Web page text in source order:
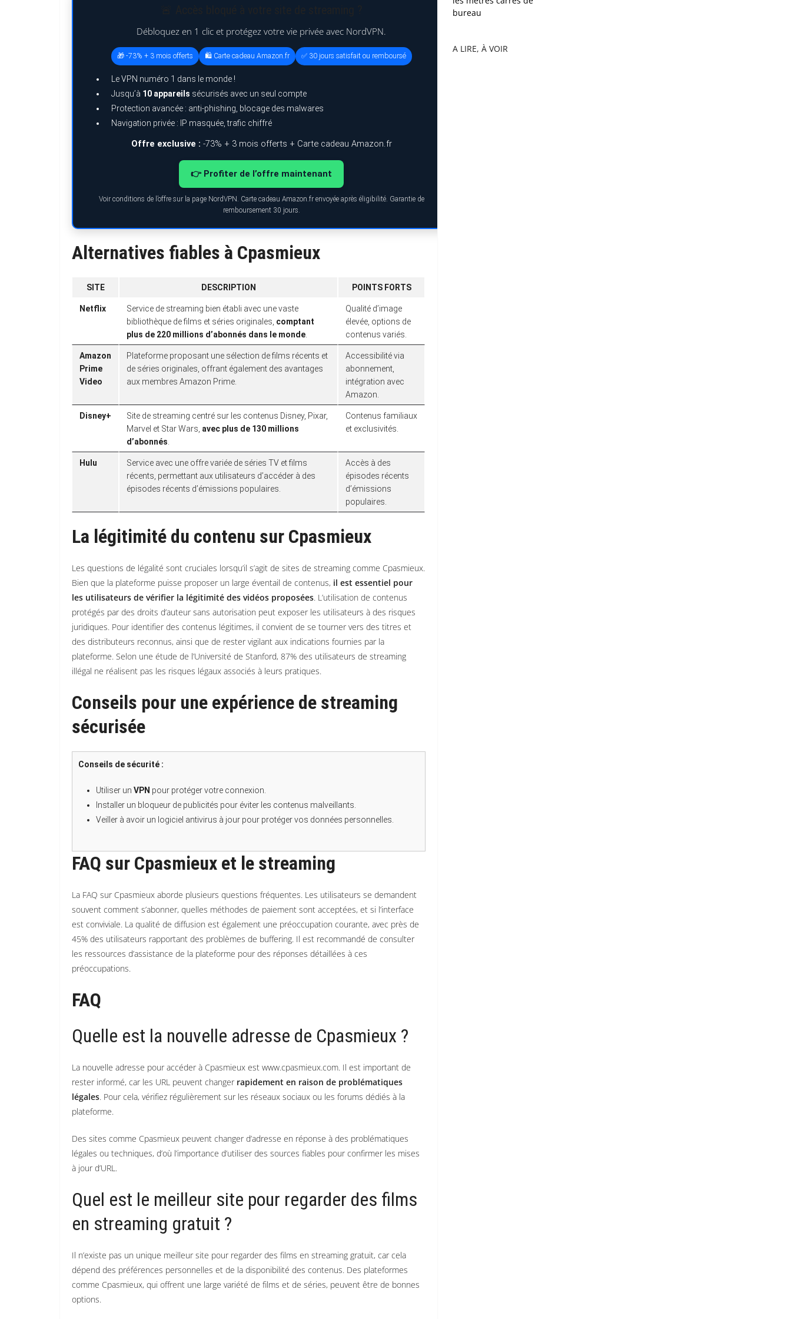
Débloquez en 1 clic et protégez votre vie privée avec NordVPN.
🎁 -73% + 3 mois offerts 🛍️ Carte cadeau Amazon.fr ✅ 30 jours satisfait ou remboursé
Le VPN numéro 1 dans le monde !
Jusqu’à 10 appareils sécurisés avec un seul compte
Protection avancée : anti-phishing, blocage des malwares
Navigation privée : IP masquée, trafic chiffré
Offre exclusive : -73% + 3 mois offerts + Carte cadeau Amazon.fr
👉 Profiter de l’offre maintenant
Voir conditions de l’offre sur la page NordVPN. Carte cadeau Amazon.fr envoyée après éligibilité. Garantie de
remboursement 30 jours.
Alternatives fiables à Cpasmieux
SITE DESCRIPTION POINTS FORTS
Netflix
Service de streaming bien établi avec une vaste
bibliothèque de films et séries originales, comptant
plus de 220 millions d’abonnés dans le monde
Qualité d’image
élevée, options de
contenus variés.
Amazon
Prime
Video
Plateforme proposant une sélection de films récents et
de séries originales, offrant également des avantages
aux membres Amazon Prime.
Accessibilité via
abonnement,
intégration avec
Amazon.
Disney+
Site de streaming centré sur les contenus Disney, Pixar,
Marvel et Star Wars, avec plus de 130 millions
d’abonnés
Contenus familiaux
et exclusivités.
Hulu
Service avec une offre variée de séries TV et films
récents, permettant aux utilisateurs d’accéder à des
épisodes récents d’émissions populaires.
Accès à des
épisodes récents
d’émissions
populaires.
La légitimité du contenu sur Cpasmieux
Les questions de légalité sont cruciales lorsqu’il s’agit de sites de streaming comme Cpasmieux.
Bien que la plateforme puisse proposer un large éventail de contenus, il est essentiel pour
les utilisateurs de vérifier la légitimité des vidéos proposées. L’utilisation de contenus
protégés par des droits d’auteur sans autorisation peut exposer les utilisateurs à des risques
juridiques. Pour identifier des contenus légitimes, il convient de se tourner vers des titres et
des distributeurs reconnus, ainsi que de rester vigilant aux indications fournies par la
plateforme. Selon une étude de l’Université de Stanford, 87% des utilisateurs de streaming
illégal ne réalisent pas les risques légaux associés à leurs pratiques.
Conseils pour une expérience de streaming
sécurisée
Conseils de sécurité :
Utiliser un VPN pour protéger votre connexion.
Installer un bloqueur de publicités pour éviter les contenus malveillants.
Veiller à avoir un logiciel antivirus à jour pour protéger vos données personnelles.
FAQ sur Cpasmieux et le streaming
La FAQ sur Cpasmieux aborde plusieurs questions fréquentes. Les utilisateurs se demandent
souvent comment s’abonner, quelles méthodes de paiement sont acceptées, et si l’interface
est conviviale. La qualité de diffusion est également une préoccupation courante, avec près de
45% des utilisateurs rapportant des problèmes de buffering. Il est recommandé de consulter
les ressources d’assistance de la plateforme pour des réponses détaillées à ces
préoccupations.
FAQ
Quelle est la nouvelle adresse de Cpasmieux ?
La nouvelle adresse pour accéder à Cpasmieux est www.cpasmieux.com. Il est important de
rester informé, car les URL peuvent changer rapidement en raison de problématiques
légales. Pour cela, vérifiez régulièrement sur les réseaux sociaux ou les forums dédiés à la
plateforme.
Des sites comme Cpasmieux peuvent changer d’adresse en réponse à des problématiques
légales ou techniques, d’où l’importance d’utiliser des sources fiables pour confirmer les mises
à jour d’URL.
Quel est le meilleur site pour regarder des films
en streaming gratuit ?
Il n’existe pas un unique meilleur site pour regarder des films en streaming gratuit, car cela
dépend des préférences personnelles et de la disponibilité des contenus. Des plateformes
comme Cpasmieux, qui offrent une large variété de films et de séries, peuvent être de bonnes
options.
bureau
A LIRE, À VOIR